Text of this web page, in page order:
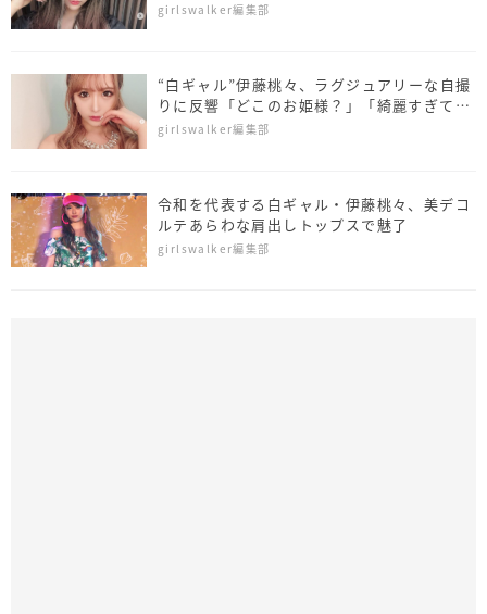
girlswalker編集部
“白ギャル”伊藤桃々、ラグジュアリーな自撮
りに反響「どこのお姫様？」「綺麗すぎて3
度見」
girlswalker編集部
令和を代表する白ギャル・伊藤桃々、美デコ
ルテあらわな肩出しトップスで魅了
girlswalker編集部